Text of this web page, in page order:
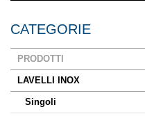
CATEGORIE
PRODOTTI
LAVELLI INOX
Singoli